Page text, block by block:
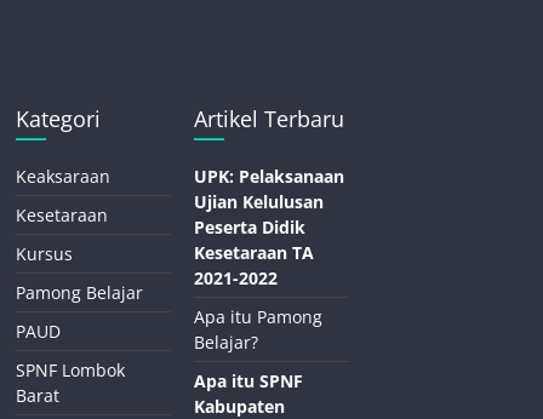
Kategori
Keaksaraan
Kesetaraan
Kursus
Pamong Belajar
PAUD
SPNF Lombok
Barat
Artikel Terbaru
UPK: Pelaksanaan
Ujian Kelulusan
Peserta Didik
Kesetaraan TA
2021-2022
Apa itu Pamong
Belajar?
Apa itu SPNF
Kabupaten